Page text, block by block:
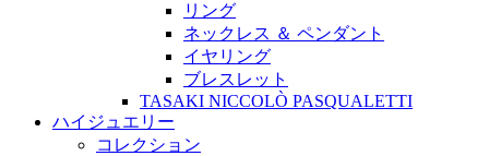
リング
ネックレス ＆ ペンダント
イヤリング
ブレスレット
TASAKI NICCOLÒ PASQUALETTI
ハイジュエリー
コレクション